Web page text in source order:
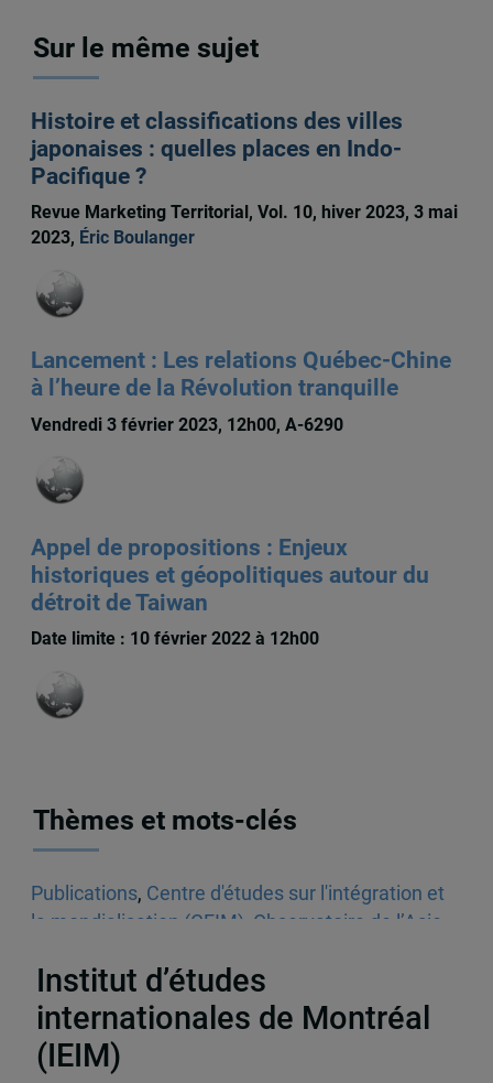
Sur le même sujet
Histoire et classifications des villes
japonaises : quelles places en Indo-
Pacifique ?
Revue Marketing Territorial, Vol. 10, hiver 2023, 3 mai
2023, Éric Boulanger
Lancement : Les relations Québec-Chine
à l’heure de la Révolution tranquille
Vendredi 3 février 2023, 12h00, A-6290
Appel de propositions : Enjeux
historiques et géopolitiques autour du
détroit de Taiwan
Date limite : 10 février 2022 à 12h00
Thèmes et mots-clés
Publications, Centre d'études sur l'intégration et
la mondialisation (CEIM) Observatoire de l’Asie
Institut d’études
internationales de Montréal
(IEIM)